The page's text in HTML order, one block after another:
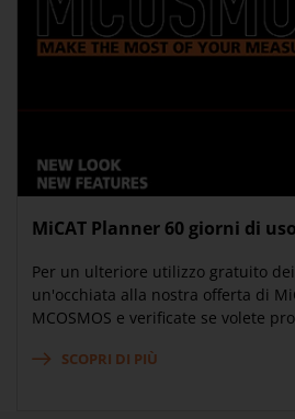
MiCAT Planner 60 giorni di
Per un ulteriore utilizzo gratuito
un'occhiata alla nostra offerta di
MCOSMOS e verificate se volete
SCOPRI DI PIÙ